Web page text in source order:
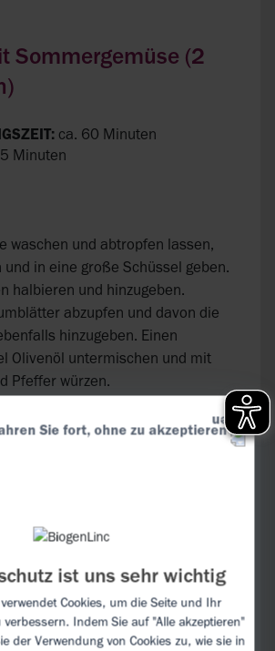
ist uns sehr wichtig
Cookies, um die Seite und Ihr
Indem Sie auf "Alle akzeptieren"
der Verwendung von Cookies zu, wie sie in
Sie fort, ohne zu akzeptieren
Sommergemüse (2
ca. 60 Minuten
Minuten
waschen und abtropfen lassen,
in eine große Schüssel geben.
halbieren und hinzugeben.
abzupfen und davon die
hinzugeben. Einen
Olivenöl untermischen und mit
Pfeffer würzen.
auf dem Grill platzieren und ca.
über dem Lachs und dem
10 Min.).
Basilikum, den Senf und den
vermischen. Eine Prise Salz,